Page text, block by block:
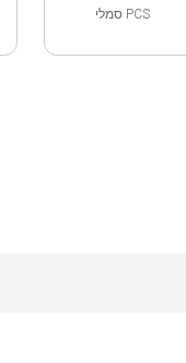
PCS סמלי